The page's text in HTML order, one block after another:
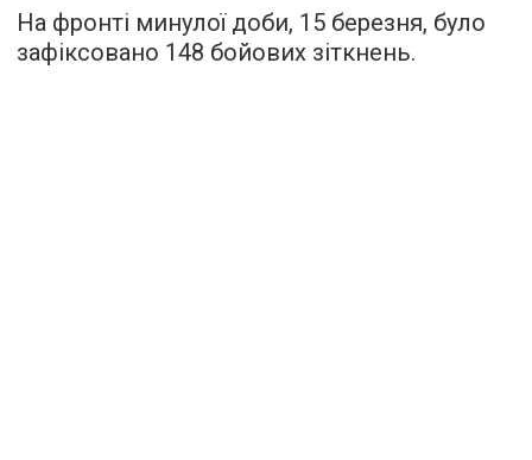
На фронті минулої доби, 15 березня, було
зафіксовано 148 бойових зіткнень.